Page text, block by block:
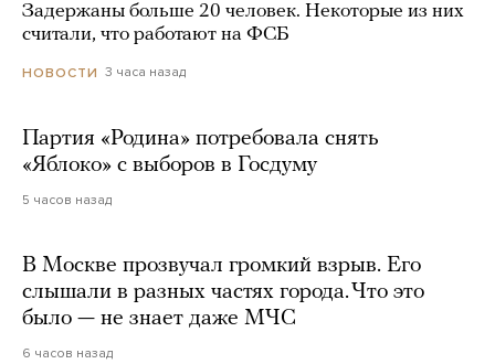
Задержаны больше 20 человек. Некоторые из них
считали, что работают на ФСБ
НОВОСТИ 3 часа назад
Партия «Родина» потребовала снять
«Яблоко» с выборов в Госдуму
5 часов назад
В Москве прозвучал громкий взрыв. Его
слышали в разных частях города. Что это
было — не знает даже МЧС
6 часов назад